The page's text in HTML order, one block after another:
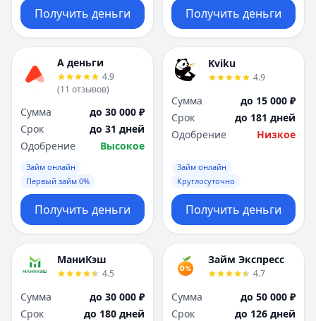
Получить деньги Получить деньги
А деньги
4.9
(11 отзывов)
Сумма
до 30 000 ₽
Срок
до 31 дней
Одобрение
Высокое
Займ онлайн
Первый займ 0%
Получить деньги
Kviku
4.9
Сумма
до 15 000 ₽
Срок
до 181 дней
Одобрение
Низкое
Займ онлайн
Круглосуточно
Получить деньги
МаниКэш
4.5
Сумма
до 30 000 ₽
Срок
до 180 дней
Займ Экспресс
4.7
Сумма
до 50 000 ₽
Срок
до 126 дней